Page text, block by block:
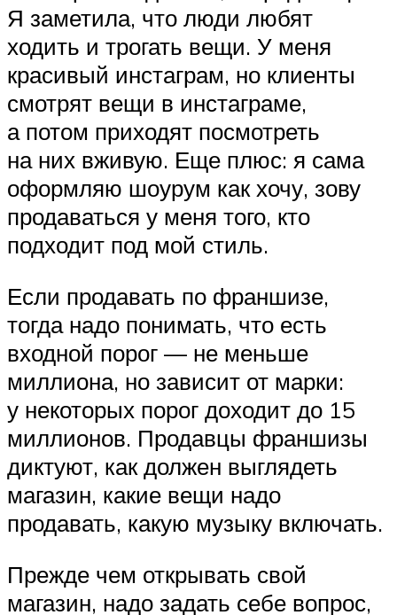
Я заметила, что люди любят
ходить и трогать вещи. У меня
красивый инстаграм, но клиенты
смотрят вещи в инстаграме,
а потом приходят посмотреть
на них вживую. Еще плюс: я сама
оформляю шоурум как хочу, зову
продаваться у меня того, кто
подходит под мой стиль.
Если продавать по франшизе,
тогда надо понимать, что есть
входной порог — не меньше
миллиона, но зависит от марки:
у некоторых порог доходит до 15
миллионов. Продавцы франшизы
диктуют, как должен выглядеть
магазин, какие вещи надо
продавать, какую музыку включать.
Прежде чем открывать свой
магазин, надо задать себе вопрос,